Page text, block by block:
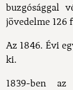
buzgósággal
jövedelme 126
Az 1846. Évi
ki.
1839-ben